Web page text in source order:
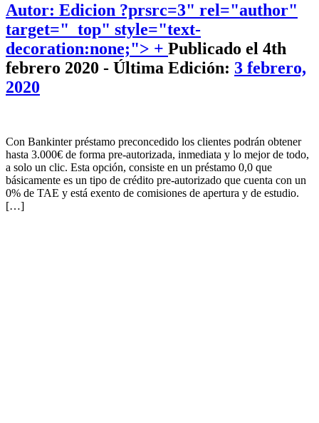
Autor: Edicion ?prsrc=3" rel="author"
target="_top" style="text-
decoration:none;"> + Publicado el 4th
febrero 2020 - Última Edición: 3 febrero,
2020
Con Bankinter préstamo preconcedido los clientes podrán obtener
hasta 3.000€ de forma pre-autorizada, inmediata y lo mejor de todo,
a solo un clic. Esta opción, consiste en un préstamo 0,0 que
básicamente es un tipo de crédito pre-autorizado que cuenta con un
0% de TAE y está exento de comisiones de apertura y de estudio.
[…]